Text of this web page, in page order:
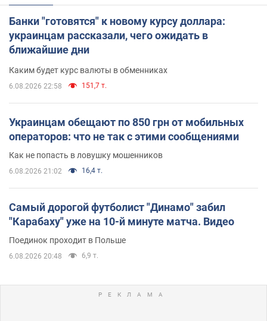
Банки "готовятся" к новому курсу доллара:
украинцам рассказали, чего ожидать в
ближайшие дни
Каким будет курс валюты в обменниках
6.08.2026 22:58 151,7 т.
Украинцам обещают по 850 грн от мобильных
операторов: что не так с этими сообщениями
Как не попасть в ловушку мошенников
6.08.2026 21:02 16,4 т.
Самый дорогой футболист "Динамо" забил
"Карабаху" уже на 10-й минуте матча. Видео
Поединок проходит в Польше
6.08.2026 20:48 6,9 т.